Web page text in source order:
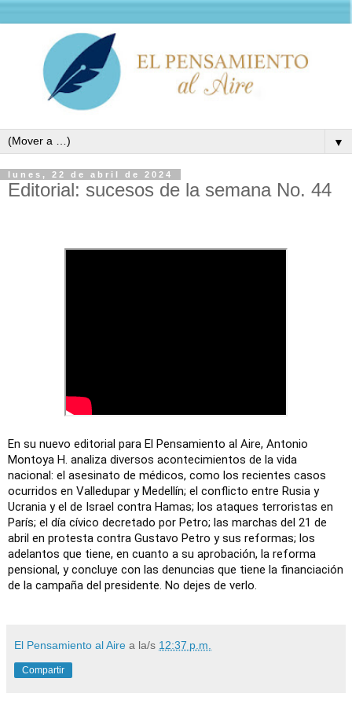
▼
lunes, 22 de abril de 2024
Editorial: sucesos de la semana No. 44
En su nuevo editorial para El Pensamiento al Aire, Antonio
Montoya H. analiza diversos acontecimientos de la vida
nacional: el asesinato de médicos, como los recientes casos
ocurridos en Valledupar y Medellín; el conflicto entre Rusia y
Ucrania y el de Israel contra Hamas; los ataques terroristas en
París; el día cívico decretado por Petro; las marchas del 21 de
abril en protesta contra Gustavo Petro y sus reformas; los
adelantos que tiene, en cuanto a su aprobación, la reforma
pensional, y concluye con las denuncias que tiene la financiación
de la campaña del presidente. No dejes de verlo.
El Pensamiento al Aire a la/s 12:37 p.m.
Compartir